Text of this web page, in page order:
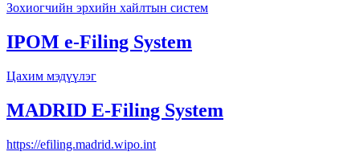
Зохиогчийн эрхийн хайлтын систем
IPOM e-Filing System
Цахим мэдүүлэг
MADRID E-Filing System
https://efiling.madrid.wipo.int